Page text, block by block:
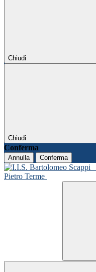
Chiudi
Chiudi
Conferma
Annulla Conferma
Pietro Terme